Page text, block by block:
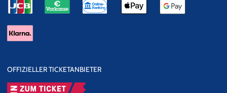
OFFIZIELLER TICKETANBIETER